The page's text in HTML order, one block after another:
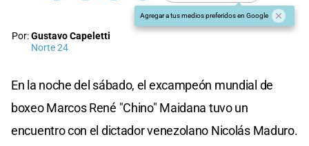
Agregar a tus medios preferidos en Google
Por:Gustavo Capeletti
Norte 24
En la noche del sábado, el excampeón mundial de
boxeo Marcos René "Chino" Maidana tuvo un
encuentro con el dictador venezolano Nicolás Maduro.